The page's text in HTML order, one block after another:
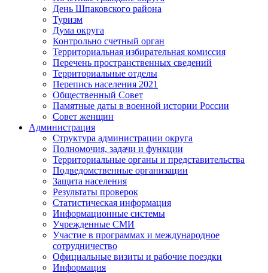
День Шпаковского района
Туризм
Дума округа
Контрольно счетный орган
Территориальная избирательная комиссия
Перечень пространственных сведений
Территориальные отделы
Перепись населения 2021
Общественный Совет
Памятные даты в военной истории России
Совет женщин
Администрация
Структура администрации округа
Полномочия, задачи и функции
Территориальные органы и представительства
Подведомственные организации
Защита населения
Результаты проверок
Статистическая информация
Информационные системы
Учрежденные СМИ
Участие в программах и международное
сотрудничество
Официальные визиты и рабочие поездки
Информация